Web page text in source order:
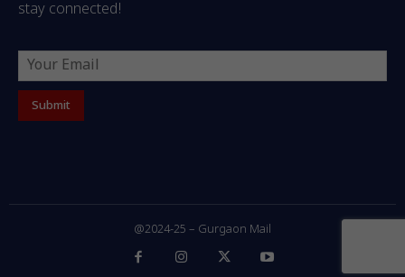
stay connected!
@2024-25 – Gurgaon Mail